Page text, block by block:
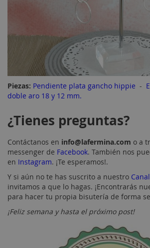
Piezas: Pendiente plata gancho hippie -
doble aro 18 y 12 mm.
¿Tienes preguntas?
Contáctanos en info@lafermina.com o a
messenger de Facebook. También nos
en Instagram. ¡Te esperamos!.
Y si aún no te has suscrito a nuestro
invitamos a que lo hagas. ¡Encontrarás
para hacer tu propia bisutería de forma
¡Feliz semana y hasta el próximo post!